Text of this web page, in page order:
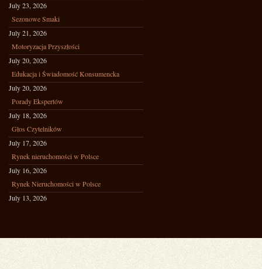
July 23, 2026
Sezonowe Smaki
July 21, 2026
Motoryzacja Przyszłości
July 20, 2026
Edukacja i Świadomość Konsumencka
July 20, 2026
Porady Ekspertów
July 18, 2026
Głos Czytelników
July 17, 2026
Rynek nieruchomości w Polsce
July 16, 2026
Rynek Nieruchomości w Polsce
July 13, 2026